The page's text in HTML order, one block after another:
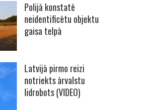
Polijā konstatē
neidentificētu objektu
gaisa telpā
Latvijā pirmo reizi
notriekts ārvalstu
lidrobots (VIDEO)